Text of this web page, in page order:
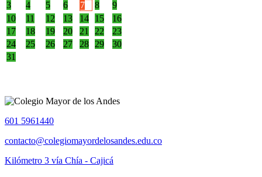
3
4 5 6 7 8
9
10
11 12 13 14 15
16
17
18 19 20 21 22
23
24
25 26 27 28 29
30
31
601 5961440
contacto@colegiomayordelosandes.edu.co
Kilómetro 3 vía Chía - Cajicá